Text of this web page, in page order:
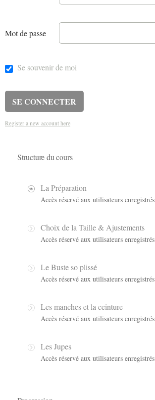
Mot de passe
Se souvenir de moi
Register a new account here
Structure du cours
La Préparation
Accès réservé aux utilisateurs enregistrés
Choix de la Taille & Ajustements
Accès réservé aux utilisateurs enregistrés
Le Buste so plissé
Accès réservé aux utilisateurs enregistrés
Les manches et la ceinture
Accès réservé aux utilisateurs enregistrés
Les Jupes
Accès réservé aux utilisateurs enregistrés